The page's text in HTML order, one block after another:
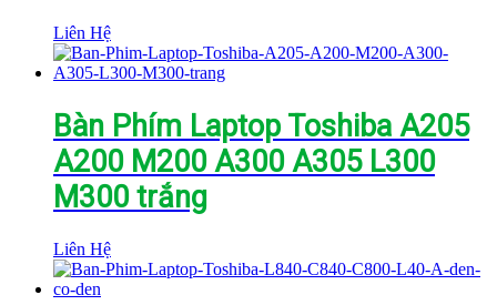
Liên Hệ
Bàn Phím Laptop Toshiba A205
A200 M200 A300 A305 L300
M300 trắng
Liên Hệ